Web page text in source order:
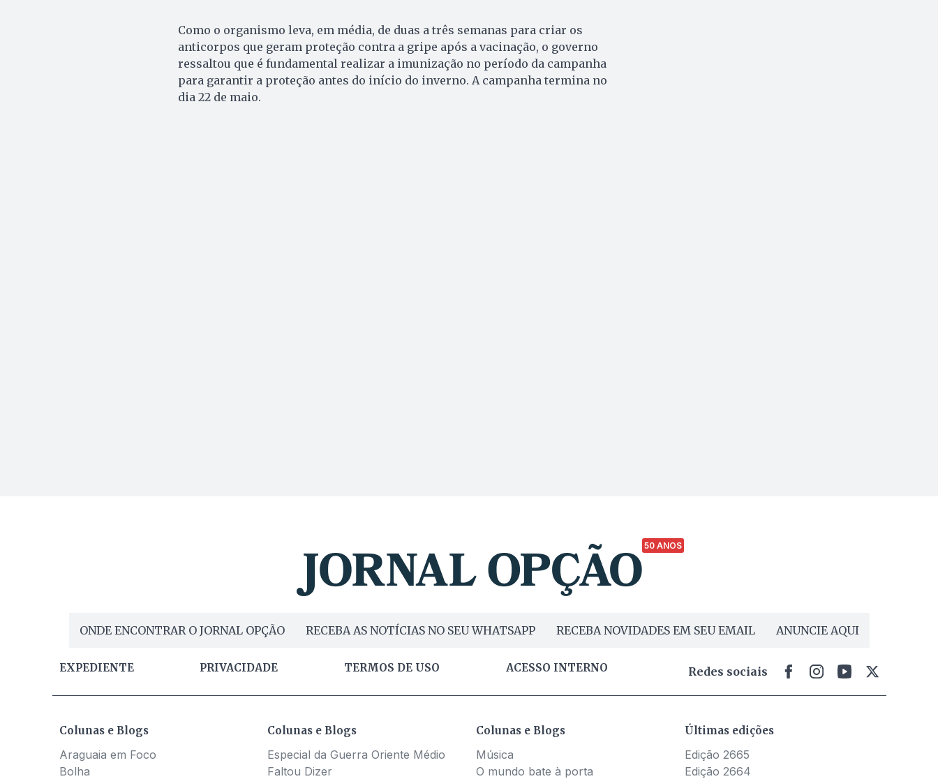
Como o organismo leva, em média, de duas a três semanas para criar os
anticorpos que geram proteção contra a gripe após a vacinação, o governo
ressaltou que é fundamental realizar a imunização no período da campanha
para garantir a proteção antes do início do inverno. A campanha termina no
dia 22 de maio.
50 ANOS
ONDE ENCONTRAR O JORNAL OPÇÃO RECEBA AS NOTÍCIAS NO SEU WHATSAPP RECEBA NOVIDADES EM SEU EMAIL ANUNCIE AQUI
EXPEDIENTE PRIVACIDADE TERMOS DE USO ACESSO INTERNO Redes sociais
Colunas e Blogs
Araguaia em Foco
Bolha
Colunas e Blogs
Especial da Guerra Oriente Médio
Faltou Dizer
Colunas e Blogs
Música
O mundo bate à porta
Últimas edições
Edição 2665
Edição 2664